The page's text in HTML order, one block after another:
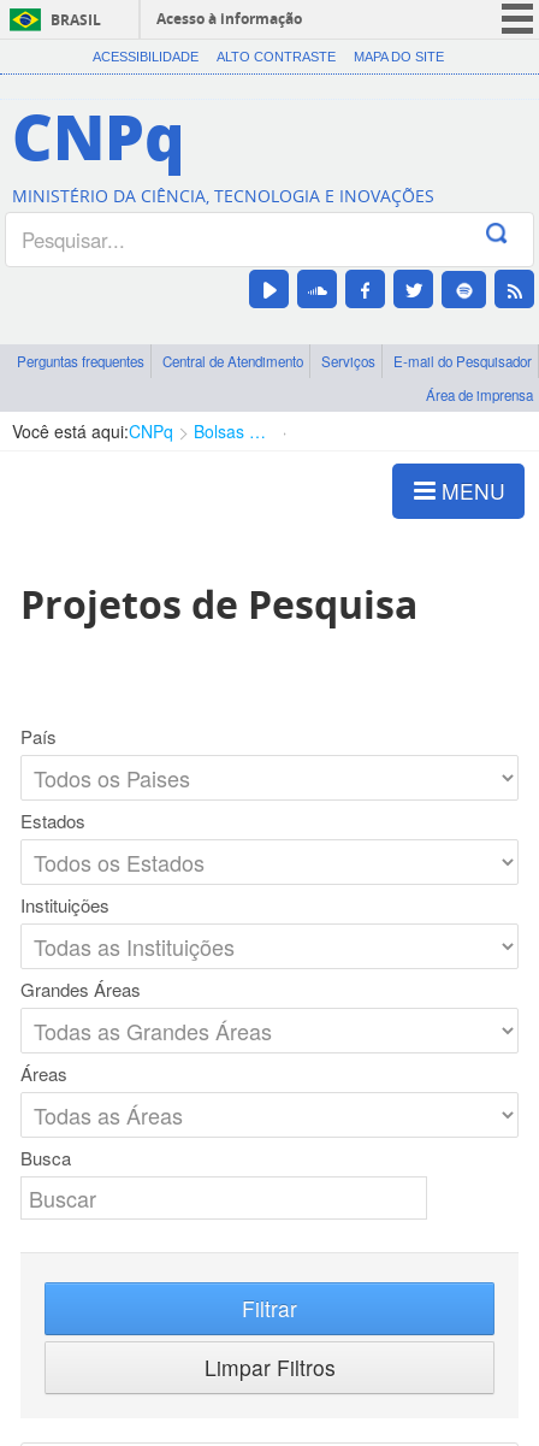
BRASIL
Acesso à informação
CORONAVÍRUS (COVID-19)
Canais
ACESSIBILIDADE ALTO CONTRASTE MAPA DO SITE
CNPq
MINISTÉRIO DA CIÊNCIA, TECNOLOGIA E INOVAÇÕES
Perguntas frequentes Central de Atendimento Serviços
E-mail do Pesquisador
Área de imprensa
Você está aqui:CNPq Bolsas e Auxílios Vigentes
MENU
Projetos de Pesquisa
País
Estados
Instituições
Grandes Áreas
Áreas
Busca
Filtrar
Limpar Filtros